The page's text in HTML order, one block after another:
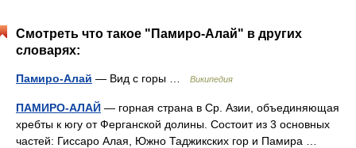
Смотреть что такое "Памиро-Алай" в других
словарях:
Памиро-Алай — Вид с горы … Википедия
ПАМИРО-АЛАЙ — горная страна в Ср. Азии, объединяющая
хребты к югу от Ферганской долины. Состоит из 3 основных
частей: Гиссаро Алая, Южно Таджикских гор и Памира …